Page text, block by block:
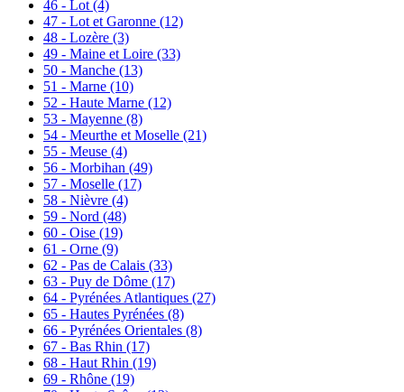
46 - Lot(4)
47 - Lot et Garonne (12)
48 - Lozère (3)
49 - Maine et Loire (33)
50 - Manche (13)
51 - Marne (10)
52 - Haute Marne (12)
53 - Mayenne (8)
54 - Meurthe et Moselle (21)
55 - Meuse (4)
56 - Morbihan (49)
57 - Moselle (17)
58 - Nièvre (4)
59 - Nord (48)
60 - Oise (19)
61 - Orne (9)
62 - Pas de Calais (33)
63 - Puy de Dôme (17)
64 - Pyrénées Atlantiques (27)
65 - Hautes Pyrénées (8)
66 - Pyrénées Orientales (8)
67 - Bas Rhin (17)
68 - Haut Rhin (19)
69 - Rhône (19)